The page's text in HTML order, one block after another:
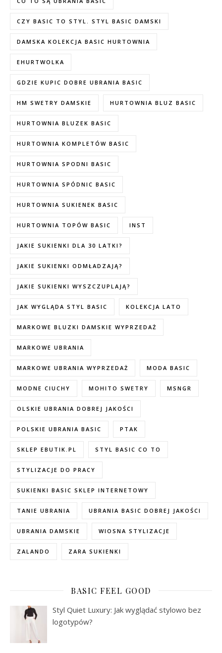
CZY BASIC TO STYL. STYL BASIC DAMSKI
DAMSKA KOLEKCJA BASIC HURTOWNIA
EHURTWOLKA
GDZIE KUPIC DOBRE UBRANIA BASIC
HM SWETRY DAMSKIE HURTOWNIA BLUZ BASIC
HURTOWNIA BLUZEK BASIC
HURTOWNIA KOMPLETÓW BASIC
HURTOWNIA SPODNI BASIC
HURTOWNIA SPÓDNIC BASIC
HURTOWNIA SUKIENEK BASIC
HURTOWNIA TOPÓW BASIC INST
JAKIE SUKIENKI DLA 30 LATKI?
JAKIE SUKIENKI ODMŁADZAJĄ?
JAKIE SUKIENKI WYSZCZUPLAJĄ?
JAK WYGLĄDA STYL BASIC KOLEKCJA LATO
MARKOWE BLUZKI DAMSKIE WYPRZEDAŻ
MARKOWE UBRANIA
MARKOWE UBRANIA WYPRZEDAŻ MODA BASIC
MODNE CIUCHY MOHITO SWETRY MSNGR
OLSKIE UBRANIA DOBREJ JAKOŚCI
POLSKIE UBRANIA BASIC PTAK
SKLEP EBUTIK.PL STYL BASIC CO TO
STYLIZACJE DO PRACY
SUKIENKI BASIC SKLEP INTERNETOWY
TANIE UBRANIA UBRANIA BASIC DOBREJ JAKOŚCI
UBRANIA DAMSKIE WIOSNA STYLIZACJE
ZALANDO ZARA SUKIENKI
BASIC FEEL GOOD
Styl Quiet Luxury: Jak wyglądać stylowo bez
logotypów?